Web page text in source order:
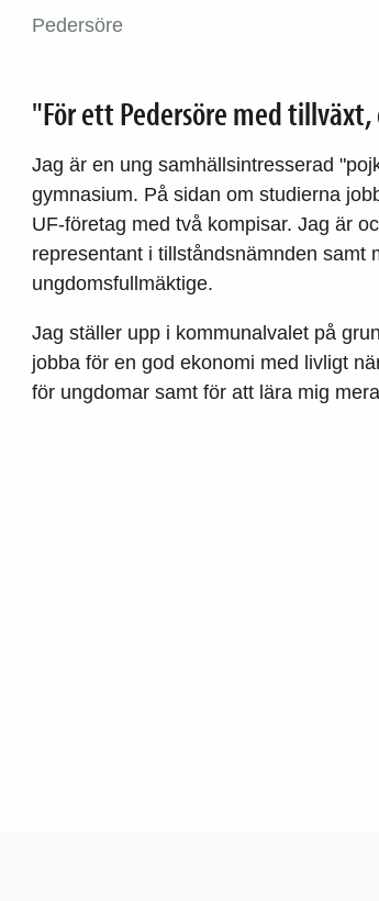
Pedersöre
"För ett Pedersöre med
Jag är en ung samhällsintresserad
gymnasium. På sidan om studierna
UF-företag med två kompisar. Jag är
representant i tillståndsnämnden samt
ungdomsfullmäktige.
Jag ställer upp i kommunalvalet på
jobba för en god ekonomi med livligt
för ungdomar samt för att lära mig